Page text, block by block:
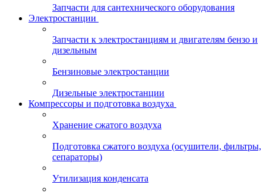
Запчасти для сантехнического оборудования
Электростанции
Запчасти к электростанциям и двигателям бензо и
дизельным
Бензиновые электростанции
Дизельные электростанции
Компрессоры и подготовка воздуха
Хранение сжатого воздуха
Подготовка сжатого воздуха (осушители, фильтры,
сепараторы)
Утилизация конденсата